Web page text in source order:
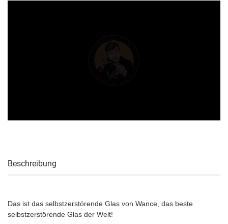
Beschreibung
Das ist das selbstzerstörende Glas von Wance, das beste
selbstzerstörende Glas der Welt!